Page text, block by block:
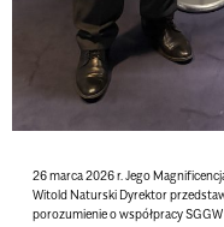
26 marca 2026 r. Jego
Witold Naturski Dyrektor
porozumienie o współpracy